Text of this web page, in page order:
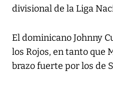
divisional de la Liga
El dominicano Johnny
los Rojos, en tanto que
brazo fuerte por los de